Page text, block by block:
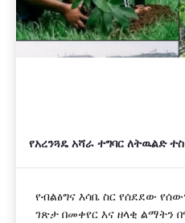
የአረንጓዴ አሻራ ተግባር ለትዉልድ
የብልፅግና እሳቤ ስር የሰደደው
ገጽታ በመቀየር እና ዘላቂ ልማትን